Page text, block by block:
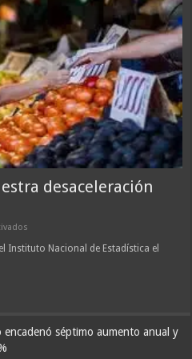
desaceleración
en
Instituto Nacional de Estadística el
encadenó séptimo aumento anual y